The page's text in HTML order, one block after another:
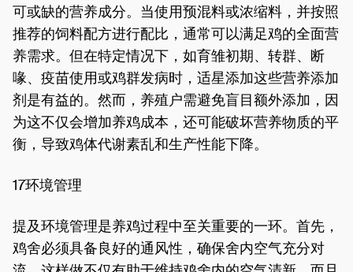
可或缺的营养成分。当使用预混料或浓缩料，并按照
推荐的饲料配方进行配比，通常可以满足鸡的全面营
养需求。但在特定情况下，如育雏初期、转群、断
喙、疫苗使用或鸡群发病时，适星添加这些营养添加
剂是有益的。然而，养殖户需避免盲目额外添加，因
为这不仅会增加养鸡成本，还可能破坏营养物质的平
衡，导致鸡体代谢素乱和生产性能下降。
17环境管理
提及环境管理是养鸡过程中至关重要的一环。首先，
鸡舍必须具备良好的通风性，确保舍内空气充分对